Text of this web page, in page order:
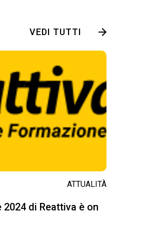
VEDI TUTTI
ATTUALITÀ
di Reattiva è on